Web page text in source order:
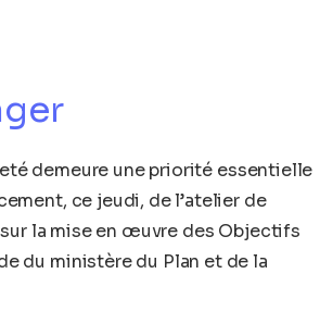
demeure une priorité essentielle
ce jeudi, de l’atelier de
la mise en œuvre des Objectifs
du ministère du Plan et de la